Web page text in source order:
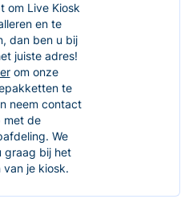
om Live Kiosk
en te
dan ben u bij
juiste adres!
om onze
te
neem contact
met de
We
graag bij het
van je kiosk.